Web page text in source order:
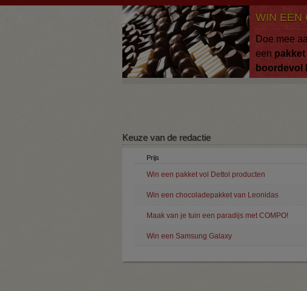
Overslaan en naar de algemene inhoud gaan
WIN EEN
Doe mee
een pakket
boordevol
Keuze van de redactie
Prijs
Win een pakket vol Dettol producten
Win een chocoladepakket van Leonidas
Maak van je tuin een paradijs met COMPO!
Win een Samsung Galaxy